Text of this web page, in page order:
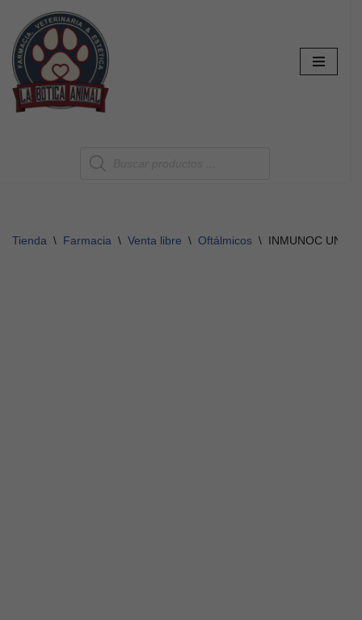
Saltar
al
contenido
Tienda \ Farmacia \ Venta libre \ Oftálmicos \ INMUNOC